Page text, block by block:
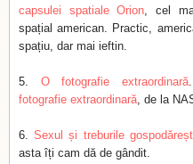
capsulei spatiale Orion, cel
spațial american. Practic,
spațiu, dar mai ieftin.
O fotografie extraordinară
fotografie extraordinară, de la
Sexul și treburile
asta îți cam dă de gândit.